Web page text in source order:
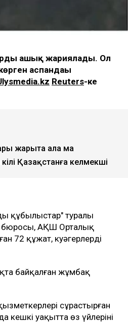
ашық жариялады. Ол
аспандағы
Reuters-ке
жарыта ала ма
Қазақстанға келмекші
құбылыстар" туралы
бюросы, АҚШ Орталық
72 құжат, куәгерлердің
байқалған жұмбақ
сұрастырған
кешкі уақытта өз үйлерінің